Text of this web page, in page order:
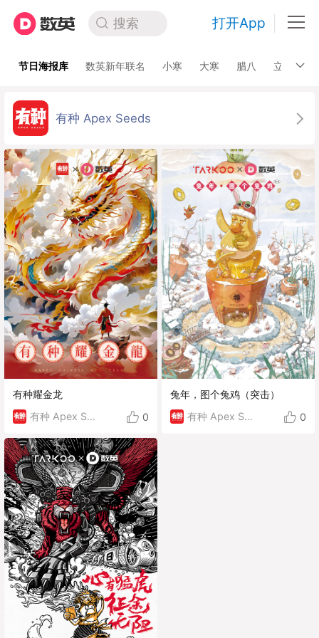
搜索 打开App
节日海报库 数英新年联名 小寒 大寒 腊八 立春
有种 Apex Seeds
有种耀金龙
有种 Apex Seeds
0
兔年，图个兔鸡（突击）
有种 Apex Seeds
0